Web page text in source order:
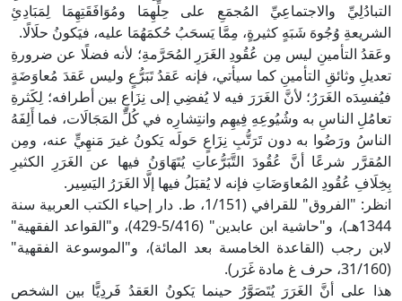
التبادُلِيِّ والاجتماعِيِّ المُجمَعِ على حِلِّهِمَا ومُوَافَقَتِهِمَا لِمَبَادِئِ
الشريعةِ وُجُوهَ شَبَهٍ كثيرةٍ، مِمَّا يَسحَبُ حُكمَهُمَا عليه، فيَكونُ حلَالًا.
وعَقدُ التأمينِ ليس مِن عُقُودِ الغَرَرِ المُحَرَّمةِ؛ لأنه فضلًا عن ضرورةِ
تعديلِ وثائقِ التأمينِ كما سيأتي، فإنه عَقدُ تَبَرُّعٍ وليس عَقدَ مُعاوَضَةٍ
فيُفسِدَه الغَرَرُ؛ لأنَّ الغَرَرَ فيه لا يُفضِي إلى نِزَاعٍ بين أطرافه؛ لِكَثرةِ
تعامُلِ الناسِ به وشُيُوعِهِ فِيهِم وانتِشارِه في كُلِّ المَجَالَات، فما أَلِفَهُ
الناسُ ورَضُوا به دون تَرَتُّبِ نِزَاعٍ حَولَه يَكونُ غيرَ مَنهِيٍّ عنه، ومِن
المُقرَّر شرعًا أنَّ عُقُودَ التَّبَرُّعاتِ يُتَهَاوَنُ فيها عن الغَرَرِ الكثيرِ
بِخِلَافِ عُقُودِ المُعاوَضَاتِ فإنه لا يُقبَلُ فيها إلَّا الغَرَرُ اليَسِير.
انظر: "الفروق" للقرافي (1/151، ط. دار إحياء الكتب العربية سنة
1344هـ)، و"حاشية ابن عابدين" (5/416-429)، و"القواعد الفقهية"
لابن رجب (القاعدة الخامسة بعد المائة)، و"الموسوعة الفقهية"
(31/160، حرف غ مادة غَرَر).
هذا على أنَّ الغَرَرَ يُتَصَوَّرُ حينما يَكونُ العَقدُ فَردِيًّا بين الشخص